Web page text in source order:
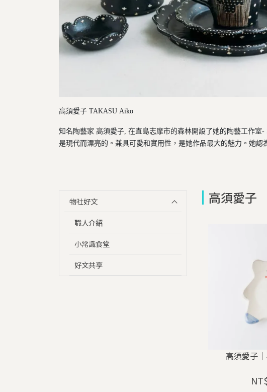
高須愛子 TAKASU Aiko
知名陶藝家 高須愛子, 在直島志摩市的森林開設了她的陶藝工作
是現代而漂亮的。兼具可愛和實用性，是她作品最大的魅力。她認
物社好文
職人介紹
小常識食堂
好文共享
高須愛子
高須愛子｜